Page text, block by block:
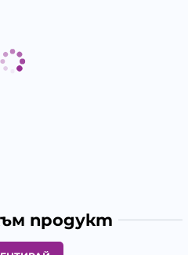
продукт